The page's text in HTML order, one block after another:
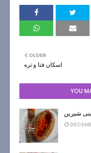
OLDER
اسكان فتا و تره
YOU
شیرین